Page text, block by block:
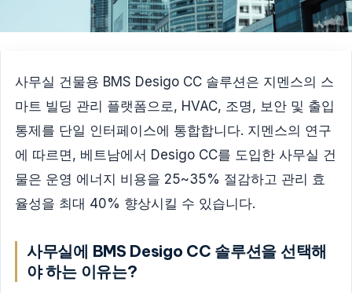
사무실 건물용 BMS Desigo CC 솔루션은 지멘스의 스
마트 빌딩 관리 플랫폼으로, HVAC, 조명, 보안 및 출입
통제를 단일 인터페이스에 통합합니다. 지멘스의 연구
에 따르면, 베트남에서 Desigo CC를 도입한 사무실 건
물은 운영 에너지 비용을 25~35% 절감하고 관리 효
율성을 최대 40% 향상시킬 수 있습니다.
사무실에 BMS Desigo CC 솔루션을 선택해
야 하는 이유는?